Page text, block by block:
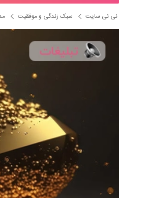
نی نی سایت سبک زندگی و موفقیت